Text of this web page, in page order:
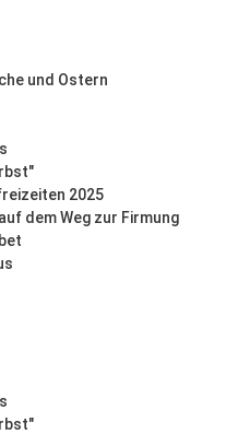
und Ostern
2025
dem Weg zur Firmung